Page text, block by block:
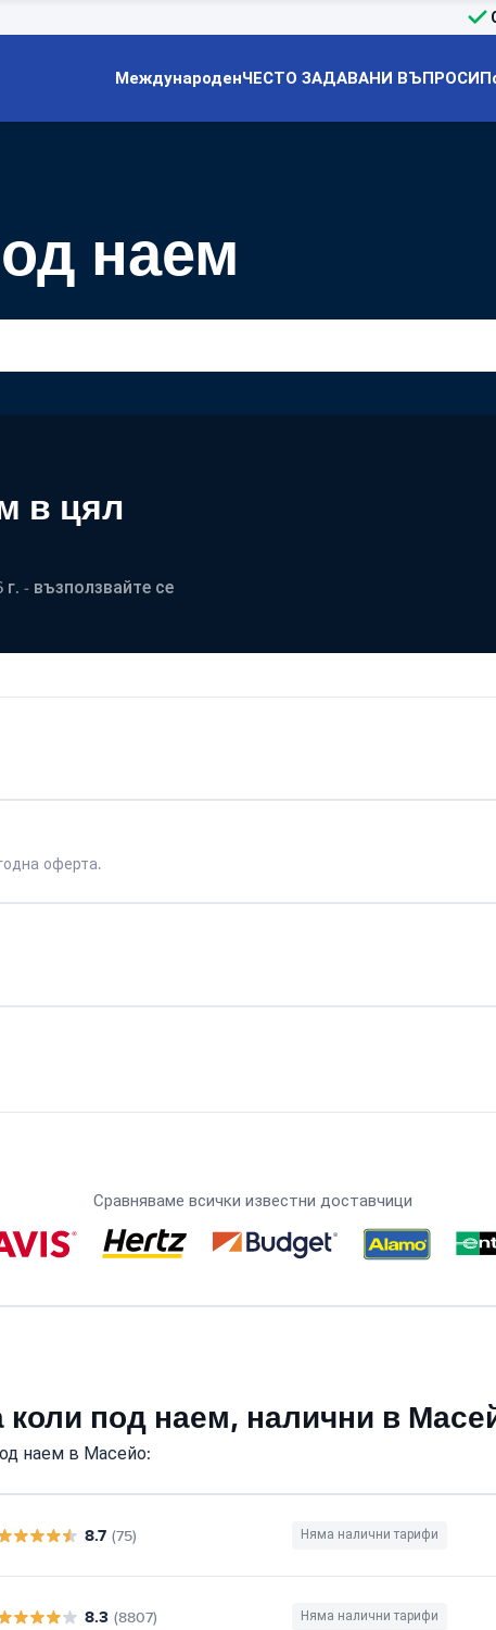
МеждународенЧЕСТО ЗАДАВАНИ ВЪПРОСИ
наем
в цял
- възползвайте се
оферта.
Сравняваме всички известни доставчици
коли под наем, налични в
наем в Масейо:
8.7 (75) Няма налични тарифи
8.3 (8807) Няма налични тарифи